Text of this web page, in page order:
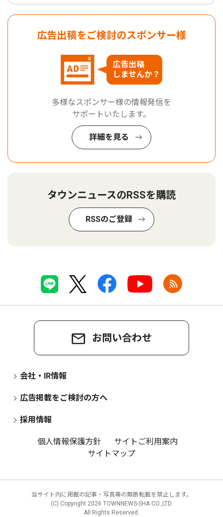
広告出稿をご検討のスポンサー様
広告出稿
しませんか？
多様なスポンサー様の情報発信を
サポートいたします。
詳細を見る
タウンニュースのRSSを購読
RSSのご登録
お問い合わせ
会社・IR情報
広告掲載をご検討の方へ
採用情報
個人情報保護方針
サイトご利用案内
サイトマップ
当サイト内に掲載の記事・写真等の無断転載を禁止します。
(C) Copyright 2026 TOWNNEWS-SHA CO.,LTD.
All Rights Reserved.